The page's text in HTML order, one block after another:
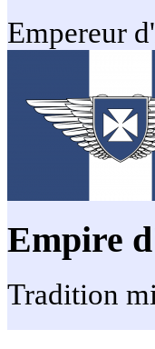
Empereur
Empire
Tradition